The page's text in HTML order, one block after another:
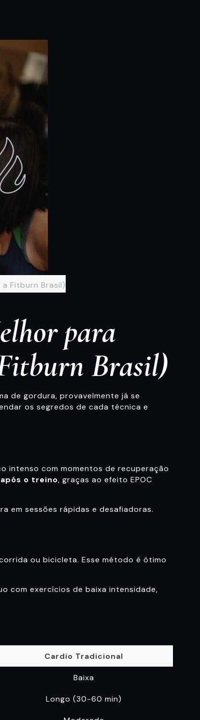
Fitburn Brasil)
para
Brasil)
de gordura, provavelmente já se
os segredos de cada técnica e
intenso com momentos de recuperação
o treino, graças ao efeito EPOC
em sessões rápidas e desafiadoras.
ou bicicleta. Esse método é ótimo
com exercícios de baixa intensidade,
Cardio Tradicional
Baixa
Longo (30-60 min)